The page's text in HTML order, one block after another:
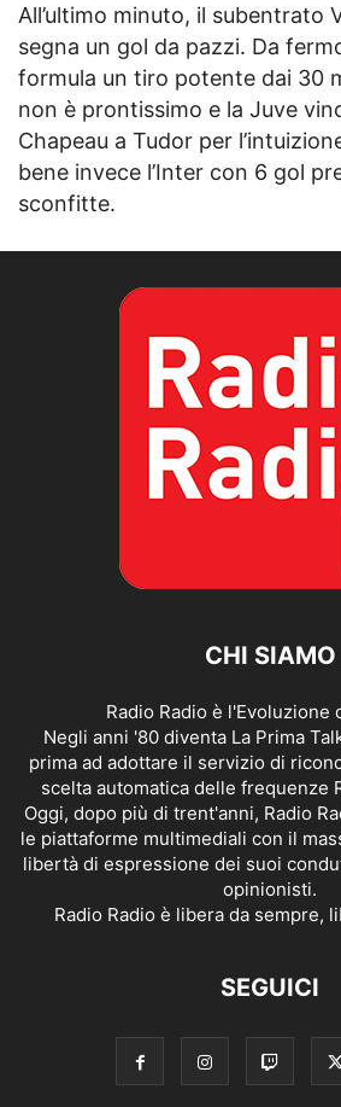
All’ultimo minuto, il subentrato
segna un gol da pazzi. Da
formula un tiro potente dai 30
non è prontissimo e la Juve
Chapeau a Tudor per
bene invece l’Inter con 6 gol
sconfitte.
CHI SIAMO
Radio Radio è l'Evoluzione
Negli anni '80 diventa La Prima
prima ad adottare il servizio di
scelta automatica delle frequenze
Oggi, dopo più di trent'anni, Radio
le piattaforme multimediali con il
libertà di espressione dei suoi
opinionisti.
Radio Radio è libera da sempre,
SEGUICI